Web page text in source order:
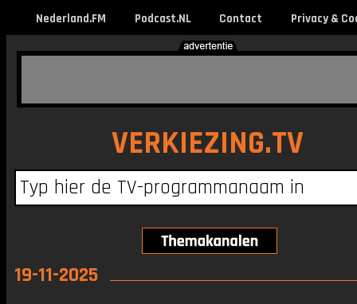
Nederland.FM Podcast.NL Contact Privacy &
VERKIEZING.TV
19-11-2025